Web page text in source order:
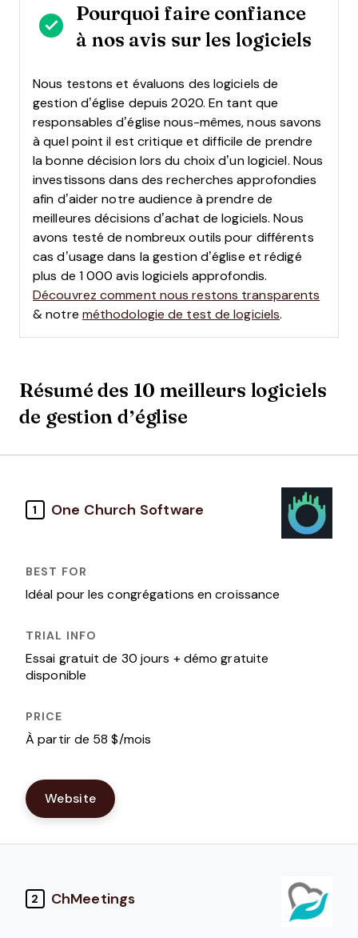
Pourquoi faire confiance
à nos avis sur les logiciels
Nous testons et évaluons des logiciels de
gestion d’église depuis 2020. En tant que
responsables d’église nous-mêmes, nous savons
à quel point il est critique et difficile de prendre
la bonne décision lors du choix d’un logiciel. Nous
investissons dans des recherches approfondies
afin d’aider notre audience à prendre de
meilleures décisions d’achat de logiciels. Nous
avons testé de nombreux outils pour différents
cas d’usage dans la gestion d’église et rédigé
plus de 1 000 avis logiciels approfondis.
Découvrez comment nous restons transparents
& notre méthodologie de test de logiciels.
Résumé des 10 meilleurs logiciels
de gestion d’église
1 One Church Software
Idéal pour les congrégations en croissance
Essai gratuit de 30 jours + démo gratuite
disponible
À partir de 58 $/mois
Website
2 ChMeetings